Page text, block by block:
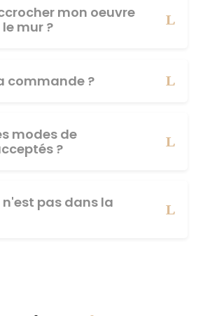
mon oeuvre
mur ?
commande ?
modes de
?
pas dans la